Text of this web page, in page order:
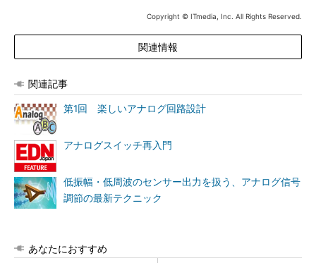
Copyright © ITmedia, Inc. All Rights Reserved.
関連情報
関連記事
第1回 楽しいアナログ回路設計
アナログスイッチ再入門
低振幅・低周波のセンサー出力を扱う、アナログ信号
調節の最新テクニック
あなたにおすすめ